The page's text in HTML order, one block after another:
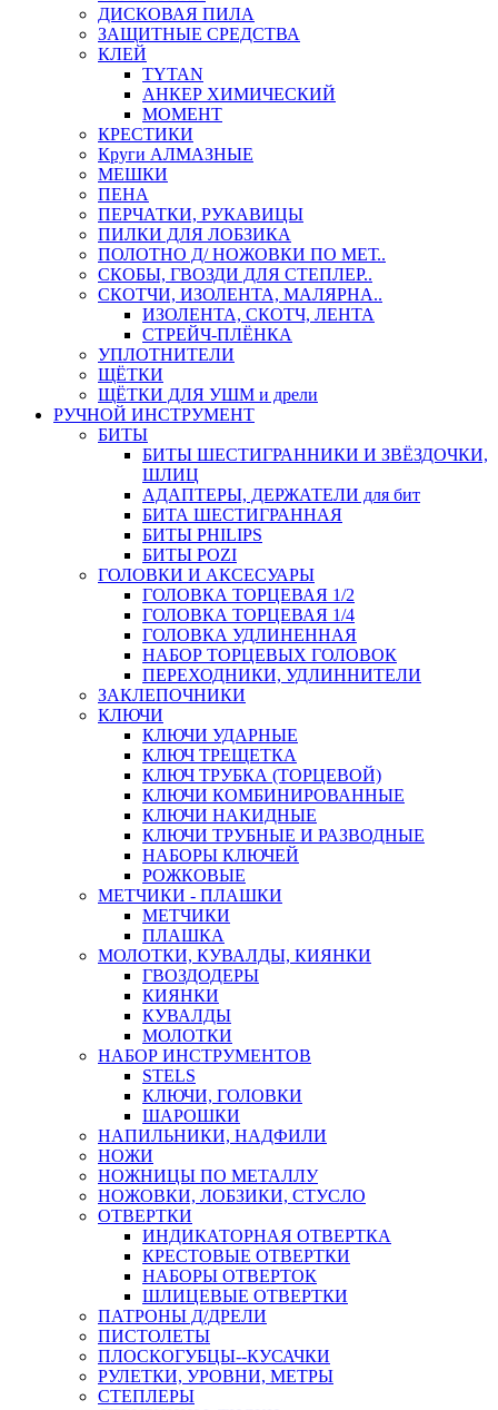
ДИСКОВАЯ ПИЛА
ЗАЩИТНЫЕ СРЕДСТВА
КЛЕЙ
TYTAN
АНКЕР ХИМИЧЕСКИЙ
МОМЕНТ
КРЕСТИКИ
Круги АЛМАЗНЫЕ
МЕШКИ
ПЕНА
ПЕРЧАТКИ, РУКАВИЦЫ
ПИЛКИ ДЛЯ ЛОБЗИКА
ПОЛОТНО Д/ НОЖОВКИ ПО МЕТ..
СКОБЫ, ГВОЗДИ ДЛЯ СТЕПЛЕР..
СКОТЧИ, ИЗОЛЕНТА, МАЛЯРНА..
ИЗОЛЕНТА, СКОТЧ, ЛЕНТА
СТРЕЙЧ-ПЛЁНКА
УПЛОТНИТЕЛИ
ЩЁТКИ
ЩЁТКИ ДЛЯ УШМ и дрели
РУЧНОЙ ИНСТРУМЕНТ
БИТЫ
БИТЫ ШЕСТИГРАННИКИ И ЗВЁЗДОЧКИ,
ШЛИЦ
АДАПТЕРЫ, ДЕРЖАТЕЛИ для бит
БИТА ШЕСТИГРАННАЯ
БИТЫ PHILIPS
БИТЫ POZI
ГОЛОВКИ И АКСЕСУАРЫ
ГОЛОВКА ТОРЦЕВАЯ 1/2
ГОЛОВКА ТОРЦЕВАЯ 1/4
ГОЛОВКА УДЛИНЕННАЯ
НАБОР ТОРЦЕВЫХ ГОЛОВОК
ПЕРЕХОДНИКИ, УДЛИННИТЕЛИ
ЗАКЛЕПОЧНИКИ
КЛЮЧИ
КЛЮЧИ УДАРНЫЕ
КЛЮЧ ТРЕЩЕТКА
КЛЮЧ ТРУБКА (ТОРЦЕВОЙ)
КЛЮЧИ КОМБИНИРОВАННЫЕ
КЛЮЧИ НАКИДНЫЕ
КЛЮЧИ ТРУБНЫЕ И РАЗВОДНЫЕ
НАБОРЫ КЛЮЧЕЙ
РОЖКОВЫЕ
МЕТЧИКИ - ПЛАШКИ
МЕТЧИКИ
ПЛАШКА
МОЛОТКИ, КУВАЛДЫ, КИЯНКИ
ГВОЗДОДЕРЫ
КИЯНКИ
КУВАЛДЫ
МОЛОТКИ
НАБОР ИНСТРУМЕНТОВ
STELS
КЛЮЧИ, ГОЛОВКИ
ШАРОШКИ
НАПИЛЬНИКИ, НАДФИЛИ
НОЖИ
НОЖНИЦЫ ПО МЕТАЛЛУ
НОЖОВКИ, ЛОБЗИКИ, СТУСЛО
ОТВЕРТКИ
ИНДИКАТОРНАЯ ОТВЕРТКА
КРЕСТОВЫЕ ОТВЕРТКИ
НАБОРЫ ОТВЕРТОК
ШЛИЦЕВЫЕ ОТВЕРТКИ
ПАТРОНЫ Д/ДРЕЛИ
ПИСТОЛЕТЫ
ПЛОСКОГУБЦЫ--КУСАЧКИ
РУЛЕТКИ, УРОВНИ, МЕТРЫ
СТЕПЛЕРЫ